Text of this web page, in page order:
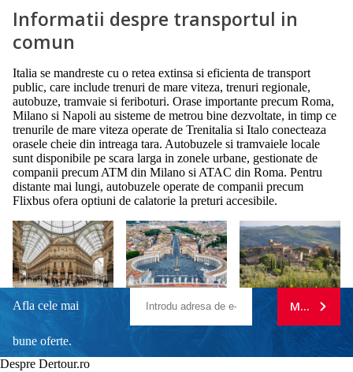
Informatii despre transportul in
comun
Italia se mandreste cu o retea extinsa si eficienta de transport
public, care include trenuri de mare viteza, trenuri regionale,
autobuze, tramvaie si feriboturi. Orase importante precum Roma,
Milano si Napoli au sisteme de metrou bine dezvoltate, in timp ce
trenurile de mare viteza operate de Trenitalia si Italo conecteaza
orasele cheie din intreaga tara. Autobuzele si tramvaiele locale
sunt disponibile pe scara larga in zonele urbane, gestionate de
companii precum ATM din Milano si ATAC din Roma. Pentru
distante mai lungi, autobuzele operate de companii precum
Flixbus ofera optiuni de calatorie la preturi accesibile.
Afla cele mai
bune oferte.
MA
Despre Dertour.ro